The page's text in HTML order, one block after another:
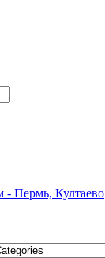
- Пермь, Култаево